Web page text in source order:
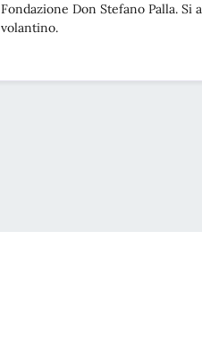
Fondazione Don Stefano Palla. Si
volantino.